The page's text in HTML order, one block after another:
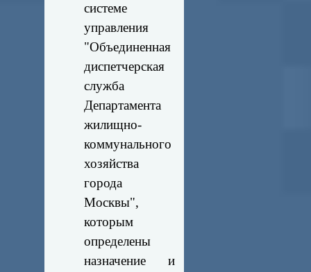
системе
управления
"Объединенная
диспетчерская
служба
Департамента
жилищно-
коммунального
хозяйства
города
Москвы",
которым
определены
назначение и